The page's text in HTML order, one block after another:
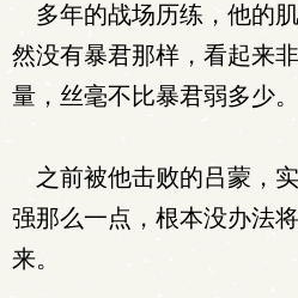
多年的战场历练，他的
然没有暴君那样，看起来
量，丝毫不比暴君弱多少。
之前被他击败的吕蒙，
强那么一点，根本没办法
来。